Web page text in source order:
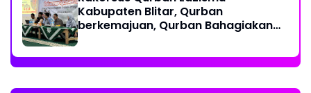
Kabupaten Blitar, Qurban
berkemajuan, Qurban Bahagiakan